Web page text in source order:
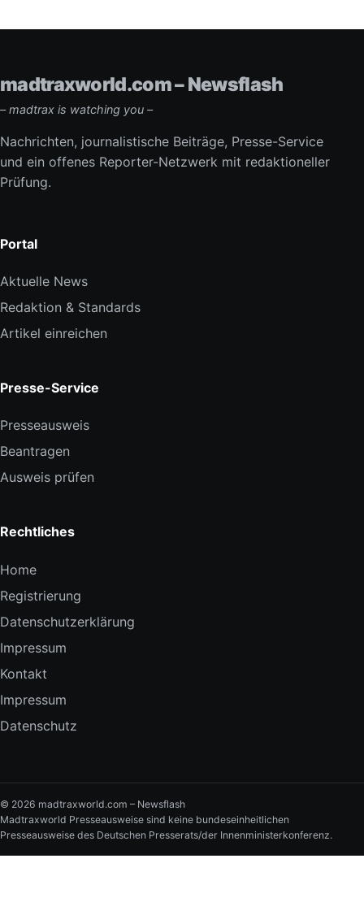
madtraxworld.com – Newsflash
– madtrax is watching you –
Nachrichten, journalistische Beiträge, Presse-Service
und ein offenes Reporter-Netzwerk mit redaktioneller
Prüfung.
Portal
Aktuelle News
Redaktion & Standards
Artikel einreichen
Presse-Service
Presseausweis
Beantragen
Ausweis prüfen
Rechtliches
Home
Registrierung
Datenschutzerklärung
Impressum
Kontakt
Impressum
Datenschutz
© 2026 madtraxworld.com – Newsflash
Madtraxworld Presseausweise sind keine bundeseinheitlichen
Presseausweise des Deutschen Presserats/der Innenministerkonferenz.